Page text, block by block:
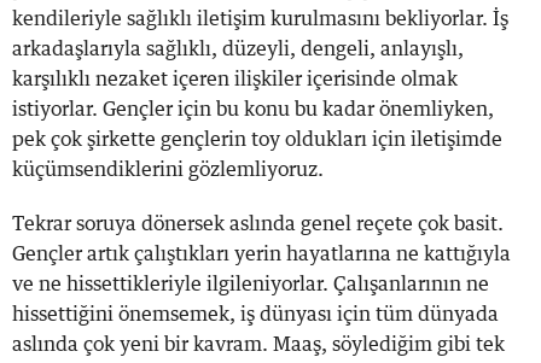
kendileriyle sağlıklı iletişim kurulmasını bekliyorlar. İş
arkadaşlarıyla sağlıklı, düzeyli, dengeli, anlayışlı,
karşılıklı nezaket içeren ilişkiler içerisinde olmak
istiyorlar. Gençler için bu konu bu kadar önemliyken,
pek çok şirkette gençlerin toy oldukları için iletişimde
küçümsendiklerini gözlemliyoruz.
Tekrar soruya dönersek aslında genel reçete çok basit.
Gençler artık çalıştıkları yerin hayatlarına ne kattığıyla
ve ne hissettikleriyle ilgileniyorlar. Çalışanlarının ne
hissettiğini önemsemek, iş dünyası için tüm dünyada
aslında çok yeni bir kavram. Maaş, söylediğim gibi tek